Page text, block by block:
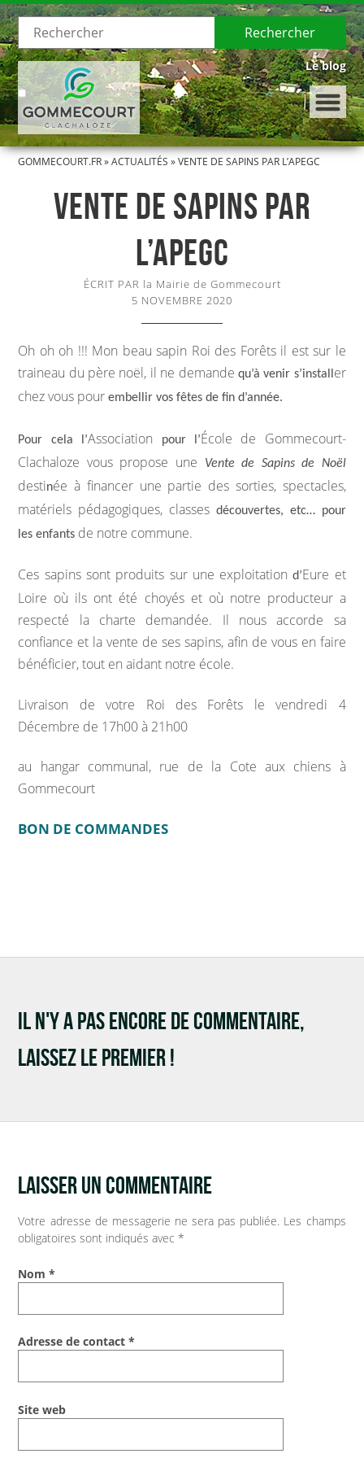
Rechercher
LE VILLAGE
Présentation de Gommecourt
Histoire de Gommecourt
LA MUNICIPALITÉ
Marchés publics
VIE COMMUNALE
École et organisation périscolaire
Associations
Salle communale
CCAS
Aux alentours
Vos démarches
Espace documentaire
Catalogue de la bibliothèque
Le blog
GOMMECOURT.FR»ACTUALITÉS »VENTE DE SAPINS PAR L’APEGC
VENTE DE SAPINS PAR
L’APEGC
ÉCRIT PAR la Mairie de Gommecourt
5 NOVEMBRE 2020
Oh oh oh !!! Mon beau sapin Roi des Forêts il est sur le
traineau du père noël, il ne demande qu’à venir s’install er
chez vous pourembellir vos fêtes de fin d’année.
Pour cela l’Association pour l’École de Gommecourt-
Clachaloze vous propose une
Vente de Sapins de Noël
destinée à financer une partie des sorties, spectacles,
matériels pédagogiques, classes découvertes, etc… pour
les enfants de notre commune.
Ces sapins sont produits sur une exploitationd’Eure et
Loire où ils ont été choyés et où notre producteur a
respecté la charte demandée. Il nous accorde sa
confiance et la vente de ses sapins, afin de vous en faire
bénéficier, tout en aidant notre école.
Livraison de votre Roi des Forêts le vendredi 4
Décembre de 17h00 à 21h00
au hangar communal, rue de la Cote aux chiens à
Gommecourt
BON DE COMMANDES
IL N'Y A PAS ENCORE DE COMMENTAIRE,
LAISSEZ LE PREMIER !
LAISSER UN COMMENTAIRE
Votre adresse de messagerie ne sera pas publiée. Les champs
obligatoires sont indiqués avec*
Nom*
Adresse de contact*
Site web